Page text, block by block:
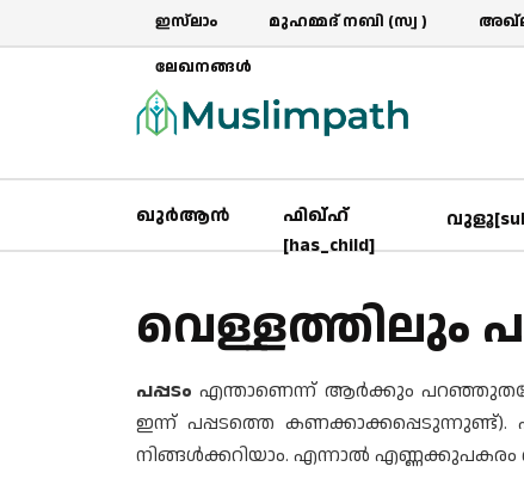
ഇസ്‌ലാം മുഹമ്മദ് നബി (സ്വ )
ലേഖനങ്ങൾ
ഖുർആൻ
ഫിഖ്ഹ്
[has_child]
വെള്ളത്തിലും
പപ്പടംഎന്താണെന്ന് ആര്‍ക്കും
ഇന്ന് പപ്പടത്തെ കണക്കാക്കപ്പെടുന്നുണ്ട്).
നിങ്ങള്‍ക്കറിയാം. എന്നാല്‍ എണ്ണക്കുപകരം